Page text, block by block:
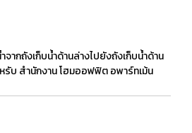
ากถังเก็บน้ำด้านล่างไปยังถังเก็บน้ำด้าน
รับ สำนักงาน โฮมออฟฟิต อพาร์ทเม้น